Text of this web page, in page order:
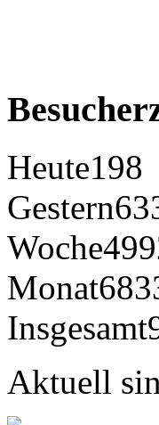
Heute198
Gestern
Woche
Monat
Insgesamt
Aktuell